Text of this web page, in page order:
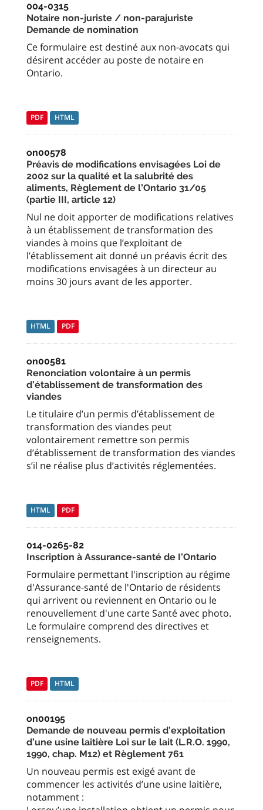
004-0315
Notaire non-juriste / non-parajuriste
Demande de nomination
Ce formulaire est destiné aux non-avocats qui
désirent accéder au poste de notaire en
Ontario.
PDF HTML
on00578
Préavis de modifications envisagées Loi de
2002 sur la qualité et la salubrité des
aliments, Règlement de l’Ontario 31/05
(partie III, article 12)
Nul ne doit apporter de modifications relatives
à un établissement de transformation des
viandes à moins que l’exploitant de
l’établissement ait donné un préavis écrit des
modifications envisagées à un directeur au
moins 30 jours avant de les apporter.
HTML PDF
on00581
Renonciation volontaire à un permis
d’établissement de transformation des
viandes
Le titulaire d’un permis d’établissement de
transformation des viandes peut
volontairement remettre son permis
d’établissement de transformation des viandes
s’il ne réalise plus d’activités réglementées.
HTML PDF
014-0265-82
Inscription à Assurance-santé de I'Ontario
Formulaire permettant l'inscription au régime
d'Assurance-santé de l'Ontario de résidents
qui arrivent ou reviennent en Ontario ou le
renouvellement d'une carte Santé avec photo.
Le formulaire comprend des directives et
renseignements.
PDF HTML
on00195
Demande de nouveau permis d’exploitation
d’une usine laitière Loi sur le lait (L.R.O. 1990,
1990, chap. M12) et Règlement 761
Un nouveau permis est exigé avant de
commencer les activités d’une usine laitière,
notamment :